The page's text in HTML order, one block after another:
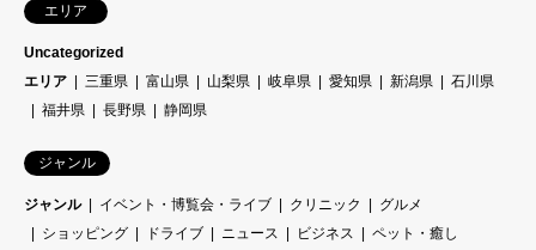
エリア
Uncategorized
エリア
三重県 富山県 山梨県 岐阜県 愛知県 新潟県
石川県
福井県
長野県 静岡県
ジャンル
ジャンル イベント・博覧会・ライブ クリニック
グルメ
ショッピング
ドライブ ニュース ビジネス
ペット・癒し